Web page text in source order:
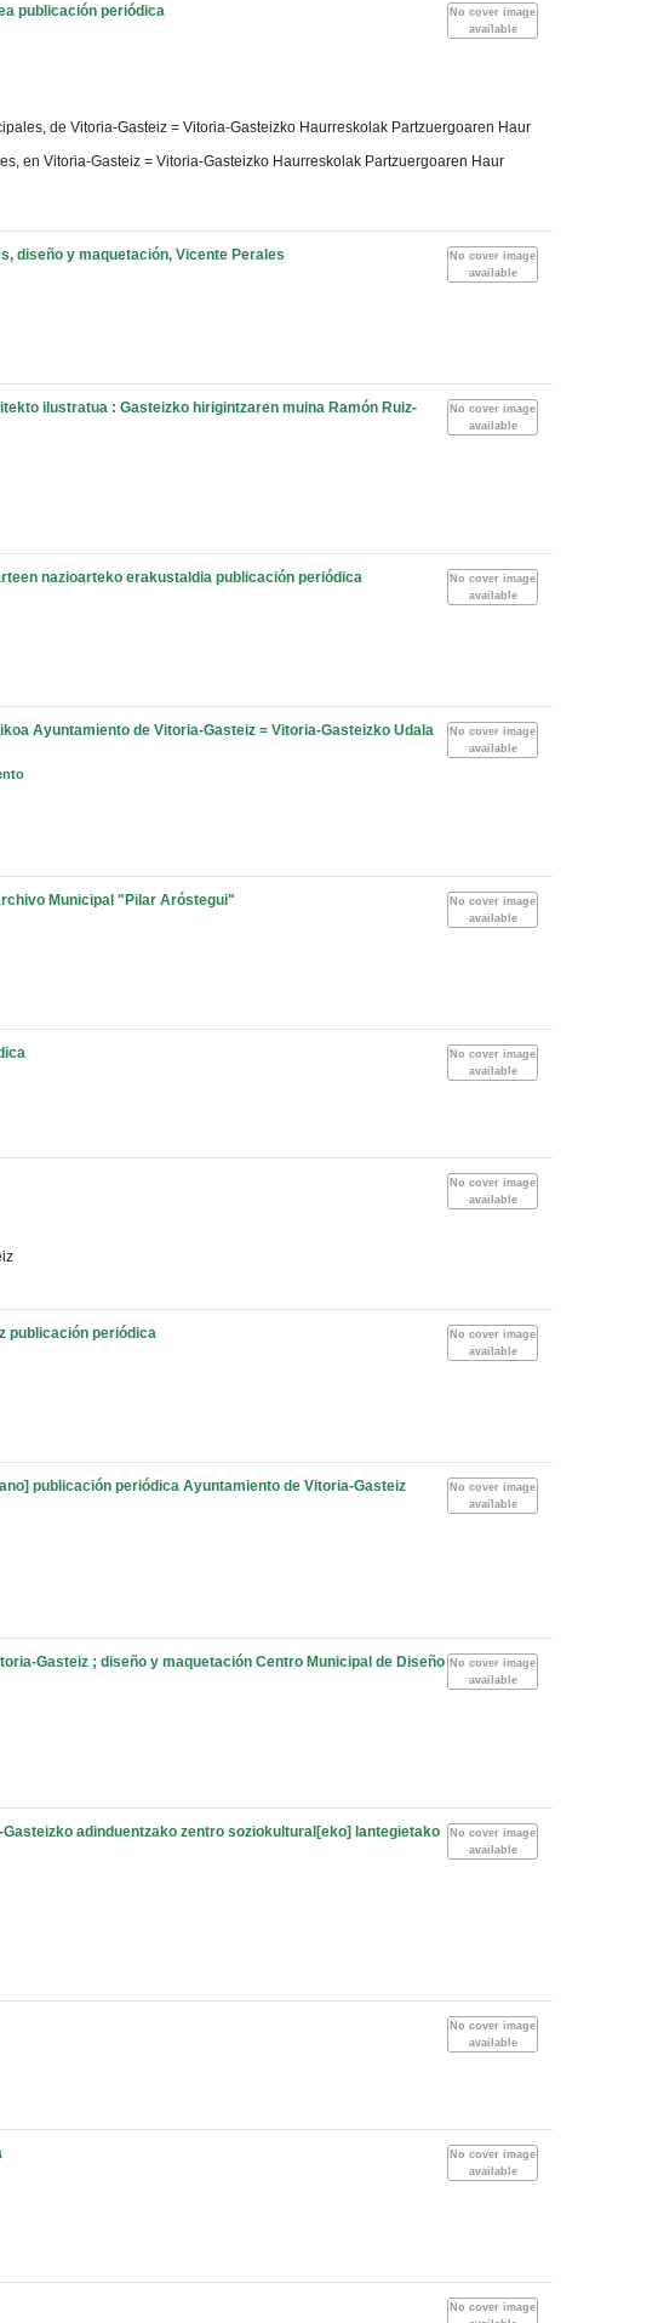
No cover image
available
publicación periódica
de Vitoria-Gasteiz = Vitoria-Gasteizko Haurreskolak Partzuergoaren Haur
en Vitoria-Gasteiz = Vitoria-Gasteizko Haurreskolak Partzuergoaren Haur
No cover image
available
diseño y maquetación, Vicente Perales
No cover image
available
ilustratua : Gasteizko hirigintzaren muina Ramón Ruiz-
No cover image
available
nazioarteko erakustaldia publicación periódica
No cover image
available
Ayuntamiento de Vitoria-Gasteiz = Vitoria-Gasteizko Udala
No cover image
available
Municipal "Pilar Aróstegui"
No cover image
available
No cover image
available
No cover image
available
publicación periódica
No cover image
available
publicación periódica Ayuntamiento de Vitoria-Gasteiz
No cover image
available
Gasteiz ; diseño y maquetación Centro Municipal de Diseño
No cover image
available
adinduentzako zentro soziokultural[eko] lantegietako
No cover image
available
No cover image
available
No cover image